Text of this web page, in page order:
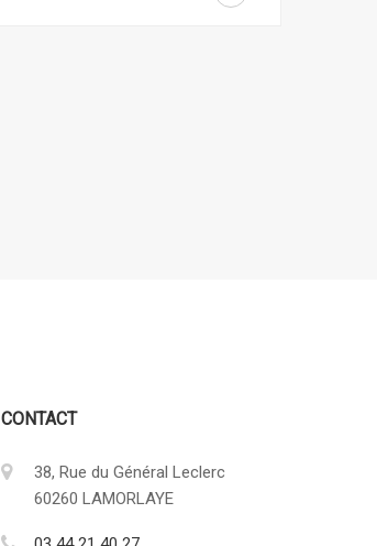
CONTACT
38, Rue du Général Leclerc
60260 LAMORLAYE